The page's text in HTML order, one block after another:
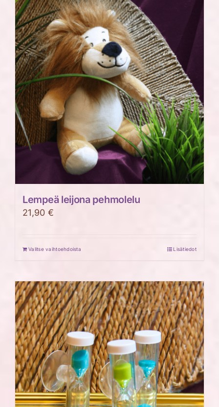
Lempeä leijona pehmolelu
21,90 €
Valitse vaihtoehdoista Lisätiedot